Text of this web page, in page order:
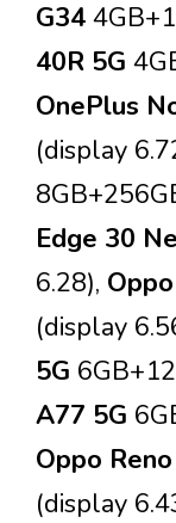
G34
40R 5G
OnePlus
(display
Edge 30
6.28),
(display
5G
A77 5G
Oppo
(display